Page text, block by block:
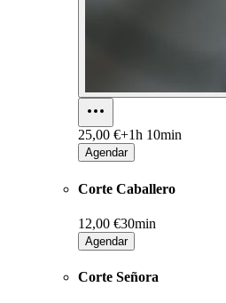
25,00 €+1h 10min
Agendar
Corte Caballero
12,00 €30min
Agendar
Corte Señora